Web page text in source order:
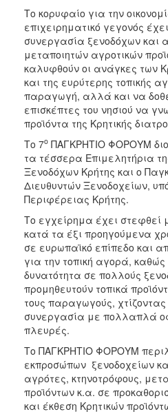
Το κορυφαίο για την
επιχειρηματικό γεγονός
συνεργασία ξενοδόχων και
μεταποιητών αγροτικών
καλυφθούν οι ανάγκες των
και της ευρύτερης τοπικής
παραγωγή, αλλά και να
επισκέπτες του νησιού να
προϊόντα της Κρητικής
Το 7ο ΠΑΓΚΡΗΤΙΟ ΦΟΡΟΥΜ
τα τέσσερα Επιμελητήρια
Ξενοδόχων Κρήτης και ο
Διευθυντών Ξενοδοχείων,
Περιφέρειας Κρήτης.
Το εγχείρημα έχει στεφθεί
κατά τα έξι προηγούμενα
σε ευρωπαϊκό επίπεδο και
για την τοπική αγορά, καθώς
δυνατότητα σε πολλούς
προμηθευτούν τοπικά
τους παραγωγούς, χτίζοντας
συνεργασία με πολλαπλά
πλευρές.
Το ΠΑΓΚΡΗΤΙΟ ΦΟΡΟΥΜ
εκπροσώπων ξενοδοχείων
αγρότες, κτηνοτρόφους,
προϊόντων κ.α. σε
και έκθεση Κρητικών